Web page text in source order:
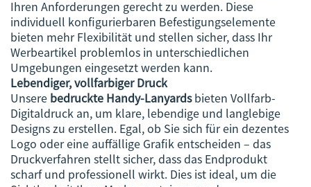
Ihren Anforderungen gerecht zu werden. Diese
individuell konfigurierbaren Befestigungselemente
bieten mehr Flexibilität und stellen sicher, dass Ihr
Werbeartikel problemlos in unterschiedlichen
Umgebungen eingesetzt werden kann.
Lebendiger, vollfarbiger Druck
Unsere bedruckte Handy-Lanyardsbieten Vollfarb-
Digitaldruck an, um klare, lebendige und langlebige
Designs zu erstellen. Egal, ob Sie sich für ein dezentes
Logo oder eine auffällige Grafik entscheiden – das
Druckverfahren stellt sicher, dass das Endprodukt
scharf und professionell wirkt. Dies ist ideal, um die